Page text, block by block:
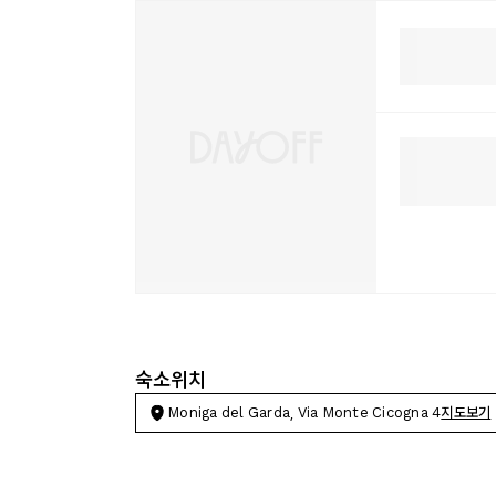
숙소위치
Moniga del Garda, Via Monte Cicogna 4지도보기